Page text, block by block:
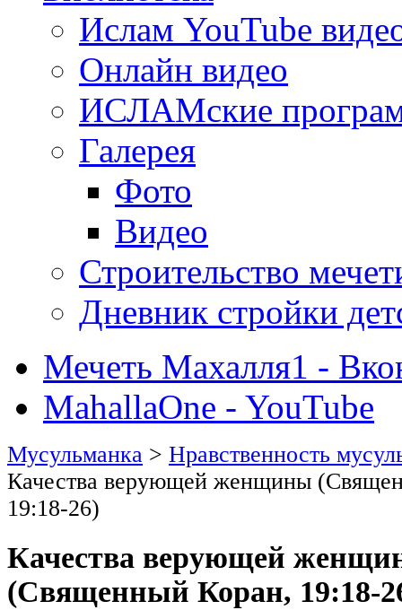
Ислам YouTube
Онлайн видео
ИСЛАМские
Галерея
Фото
Видео
Строительство
Дневник стройки
Мечеть Махалля1 -
MahallaOne - YouTube
Мусульманка > Нравственность
Качества верующей женщины
19:18-26)
Качества верующей
(Священный Коран, 19:18-